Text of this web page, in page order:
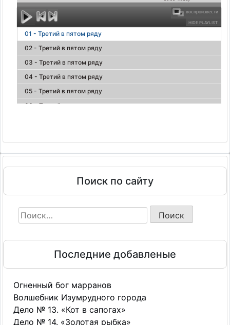
HIDE PLAYLIST
воспроизвести
01 - Третий в пятом ряду
02 - Третий в пятом ряду
03 - Третий в пятом ряду
04 - Третий в пятом ряду
05 - Третий в пятом ряду
06 - Третий в пятом ряду
11 - Третий в пятом рядуПоиск по сайту
Найти:
Последние добавленые
Огненный бог марранов
Волшебник Изумрудного города
Дело № 13. «Кот в сапогах»
Дело № 14. «Золотая рыбка»